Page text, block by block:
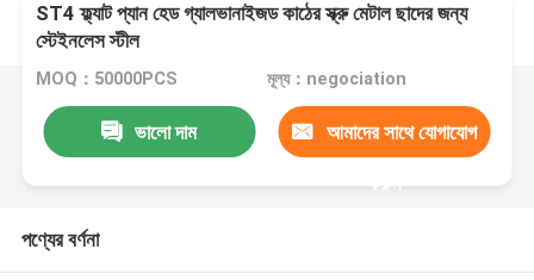
ST4 ফ্ল্যাট প্যান হেড গ্যালভানাইজড কাঠের স্ক্রু মেটাল ছাদের জন্য
স্টেইনলেস স্টীল
MOQ：50000PCS মূল্য：negociation
ভালো দাম আমাদের সাথে যোগাযোগ
করুন
পণ্যের বর্ণনা